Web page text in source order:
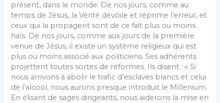
présent, dans le monde. De nos jours, comme au
temps de Jésus, la Vérité dévoile et réprime l’erreur, et
ceux qui la propagent sont de ce fait plus ou moins
haïs. De nos jours, comme aux jours de la première
venue de Jésus, il existe un système religieux qui est
plus ou moins associé aux politiciens. Ses adhérents
projettent toutes sortes de réformes. Ils disent : « Si
nous arrivons à abolir le trafic d’esclaves blancs et celui
de l’alcool, nous aurons presque introduit le Millenium.
En élisant de sages dirigeants, nous aiderons la mise en